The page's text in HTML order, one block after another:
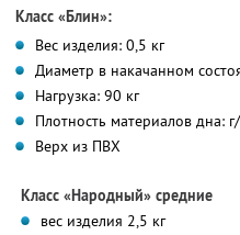
Класс «Блин»:
Вес изделия: 0,5 кг
Диаметр в накачанном
Нагрузка: 90 кг
Плотность материалов дна:
Верх из ПВХ
Класс «Народный» средние
вес изделия 2,5 кг